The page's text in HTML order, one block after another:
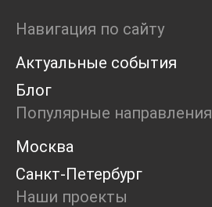
Маркет
Интервью
Open call
Экскурсия
Дискуссия
Cosmoscow 2024
Blazar 2024
Встречи
Круглый стол
Навигация по сайту
Актуальные события
Блог
Популярные направления
Москва
Санкт-Петербург
Наши проекты